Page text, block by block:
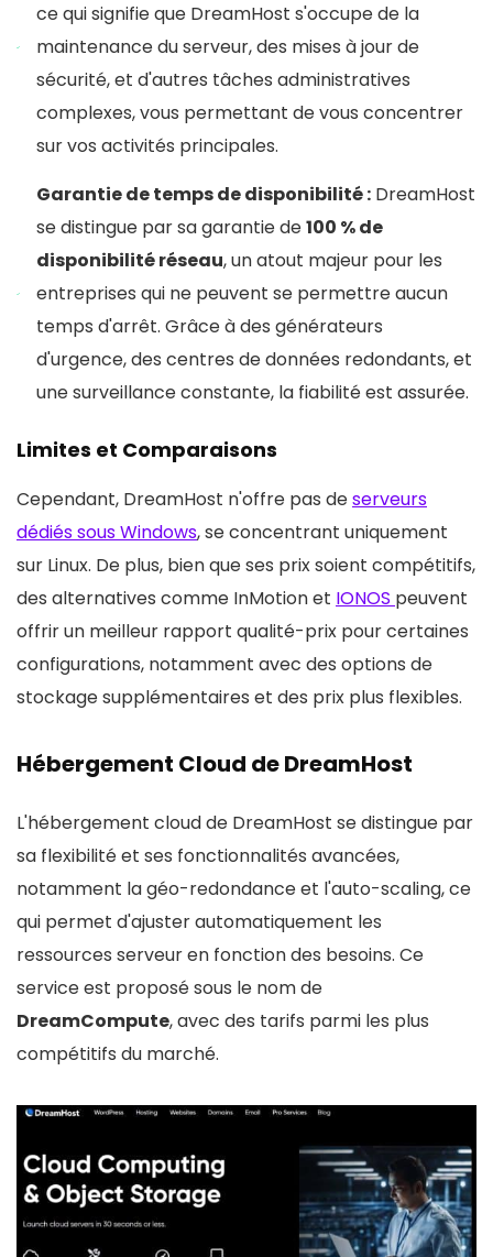
ce qui signifie que DreamHost s'occupe de la
maintenance du serveur, des mises à jour de
sécurité, et d'autres tâches administratives
complexes, vous permettant de vous concentrer
sur vos activités principales.
Garantie de temps de disponibilité :DreamHost
se distingue par sa garantie de100 % de
disponibilité réseau, un atout majeur pour les
entreprises qui ne peuvent se permettre aucun
temps d'arrêt. Grâce à des générateurs
d'urgence, des centres de données redondants, et
une surveillance constante, la fiabilité est assurée.
Limites et Comparaisons
Cependant, DreamHost n'offre pas deserveurs
dédiés sous Windows, se concentrant uniquement
sur Linux. De plus, bien que ses prix soient compétitifs,
des alternatives comme InMotion et IONOS peuvent
offrir un meilleur rapport qualité-prix pour certaines
configurations, notamment avec des options de
stockage supplémentaires et des prix plus flexibles.
Hébergement Cloud de DreamHost
L'hébergement cloud de DreamHost se distingue par
sa flexibilité et ses fonctionnalités avancées,
notamment la géo-redondance et l'auto-scaling, ce
qui permet d'ajuster automatiquement les
ressources serveur en fonction des besoins. Ce
service est proposé sous le nom de
DreamCompute, avec des tarifs parmi les plus
compétitifs du marché.